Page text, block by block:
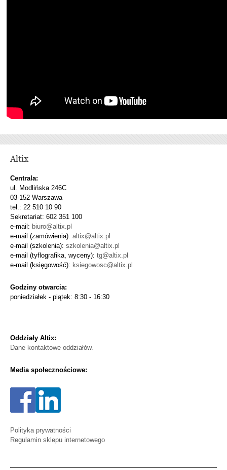
Altix
Centrala:
ul. Modlińska 246C
03-152 Warszawa
tel.: 22 510 10 90
Sekretariat: 602 351 100
e-mail: biuro@altix.pl
e-mail (zamówienia): altix@altix.pl
e-mail (szkolenia): szkolenia@altix.pl
e-mail (tyflografika, wyceny): tg@altix.pl
e-mail (księgowość): ksiegowosc@altix.pl
Godziny otwarcia:
poniedziałek - piątek: 8:30 - 16:30
Oddziały Altix:
Dane kontaktowe oddziałów.
Media społecznościowe:
Polityka prywatności
Regulamin sklepu internetowego